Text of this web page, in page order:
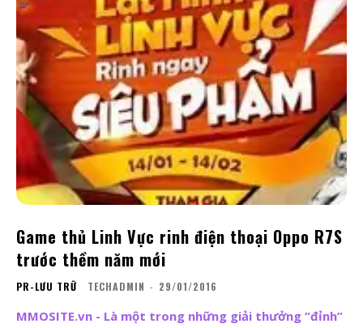
Game thủ Linh Vực rinh điện thoại Oppo R7S
trước thềm năm mới
PR-LƯU TRỮ TECHADMIN - 29/01/2016
MMOSITE.vn - Là một trong những giải thưởng “đỉnh”